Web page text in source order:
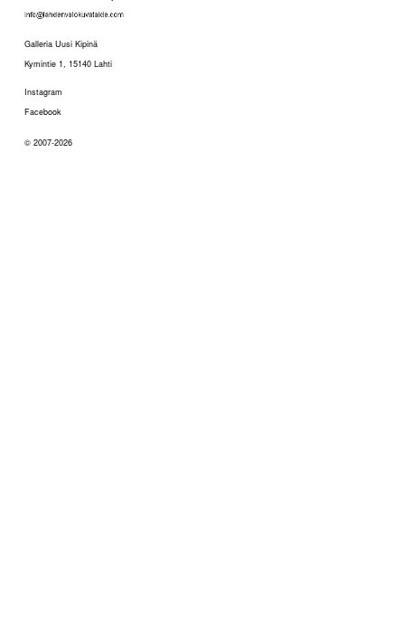
Galleria Uusi Kipinä
Kymintie 1, 15140 Lahti
Instagram
Facebook
© 2007-2026